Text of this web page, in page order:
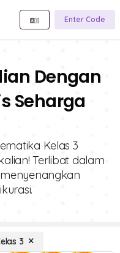
Enter Code
Dengan
Seharga
Kelas 3
Terlibat dalam
3